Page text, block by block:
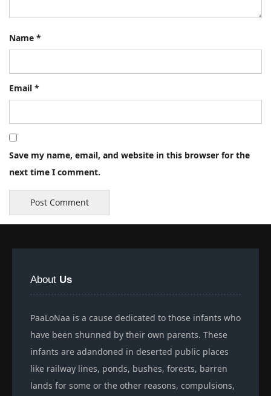
Name *
Email *
Save my name, email, and website in this browser for the
next time I comment.
About Us
PaaLoNaa is a cause dedicated to those infants who
have been shunned by their own parents. These
infants are adandoned in deserted public places
like railway lines, ponds, bushes, forests, barren
lands for some or the other reasons, compulsions,